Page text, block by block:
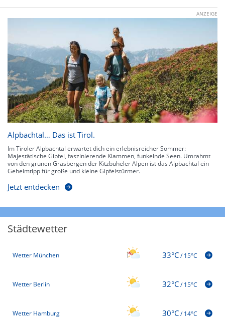
ANZEIGE
Alpbachtal… Das ist Tirol.
Im Tiroler Alpbachtal erwartet dich ein erlebnisreicher Sommer:
Majestätische Gipfel, faszinierende Klammen, funkelnde Seen. Umrahmt
von den grünen Grasbergen der Kitzbüheler Alpen ist das Alpbachtal ein
Geheimtipp für große und kleine Gipfelstürmer.
Jetzt entdecken
Städtewetter
Wetter München 33°C/15°C
Wetter Berlin 32°C/15°C
Wetter Hamburg 30°C/14°C